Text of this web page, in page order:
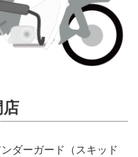
店
ダーガード（スキッド